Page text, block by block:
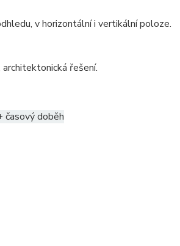
v horizontální i vertikální poloze.
řešení.
časový doběh